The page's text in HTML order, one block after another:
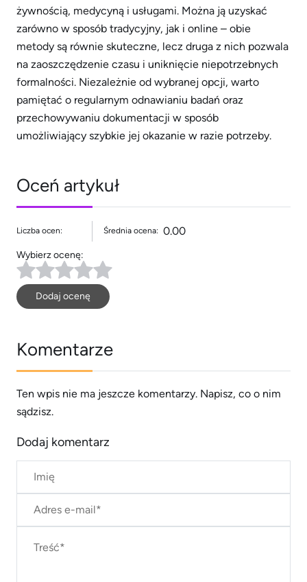
żywnością, medycyną i usługami. Można ją uzyskać
zarówno w sposób tradycyjny, jak i online – obie
metody są równie skuteczne, lecz druga z nich pozwala
na zaoszczędzenie czasu i uniknięcie niepotrzebnych
formalności. Niezależnie od wybranej opcji, warto
pamiętać o regularnym odnawianiu badań oraz
przechowywaniu dokumentacji w sposób
umożliwiający szybkie jej okazanie w razie potrzeby.
Oceń artykuł
Liczba ocen: Średnia ocena: 0.00
Wybierz ocenę:
Dodaj ocenę
Komentarze
Ten wpis nie ma jeszcze komentarzy. Napisz, co o nim
sądzisz.
Dodaj komentarz